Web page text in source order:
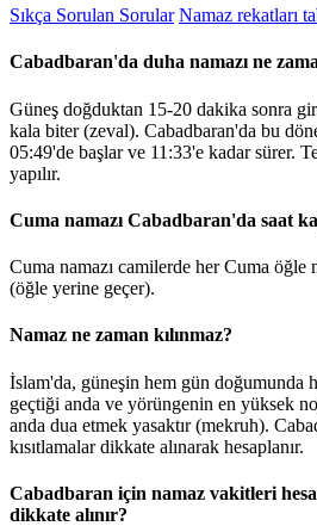
Sıkça Sorulan Sorular Namaz rekatları
Cabadbaran'da duha namazı ne
Güneş doğduktan 15-20 dakika sonra
kala biter (zeval). Cabadbaran'da bu
05:49'de başlar ve 11:33'e kadar sürer.
yapılır.
Cuma namazı Cabadbaran'da saat
Cuma namazı camilerde her Cuma öğle
(öğle yerine geçer).
Namaz ne zaman kılınmaz?
İslam'da, güneşin hem gün doğumunda
geçtiği anda ve yörüngenin en yüksek
anda dua etmek yasaktır (mekruh).
kısıtlamalar dikkate alınarak hesaplanır.
Cabadbaran için namaz vakitleri
dikkate alınır?